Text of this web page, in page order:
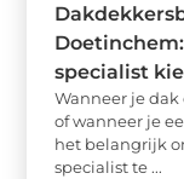
specialist
Wanneer je
of wanneer je
het belangrijk
specialist te ...